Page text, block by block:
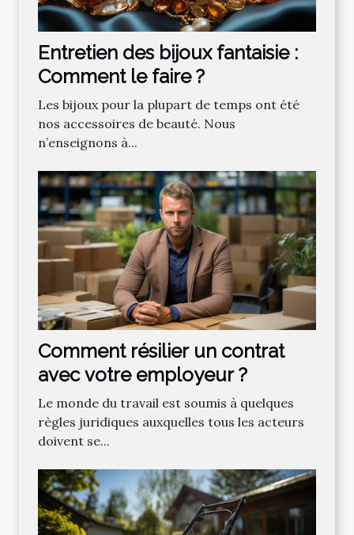
Entretien des bijoux fantaisie :
Comment le faire ?
Les bijoux pour la plupart de temps ont été
nos accessoires de beauté. Nous
n’enseignons à...
Comment résilier un contrat
avec votre employeur ?
Le monde du travail est soumis à quelques
règles juridiques auxquelles tous les acteurs
doivent se...